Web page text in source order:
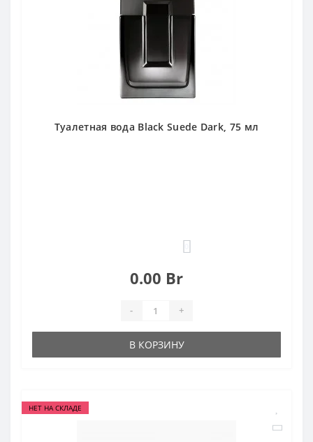
Туалетная вода Black Suede Dark, 75 мл
0.00 Br
- +
В КОРЗИНУ
НЕТ НА СКЛАДЕ